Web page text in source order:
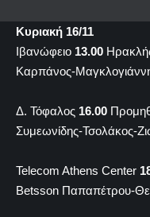
Κυριακή 16/11
Ιβανώφειο 13.00
Καρπάνος-
Δ. Τόφαλος 16.00
Συμεωνίδης-Τσολάκος-
Telecom Athens Center
Betsson Παπαπέτρου-